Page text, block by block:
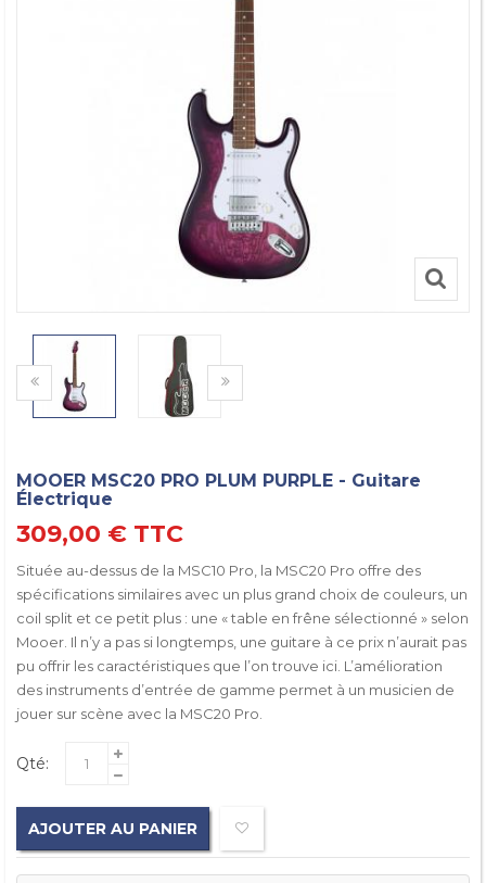
MOOER MSC20 PRO PLUM PURPLE - Guitare
Électrique
309,00 € TTC
Située au-dessus de la MSC10 Pro, la MSC20 Pro offre des
spécifications similaires avec un plus grand choix de couleurs, un
coil split et ce petit plus : une « table en frêne sélectionné » selon
Mooer. Il n’y a pas si longtemps, une guitare à ce prix n’aurait pas
pu offrir les caractéristiques que l’on trouve ici. L’amélioration
des instruments d’entrée de gamme permet à un musicien de
jouer sur scène avec la MSC20 Pro.
Qté:
AJOUTER AU PANIER